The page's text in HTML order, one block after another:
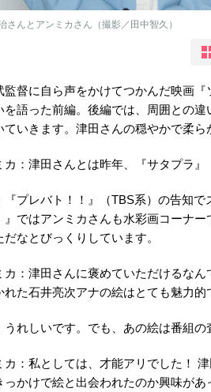
さんとアンミカさん（撮影／田中智久）
監督に自ら声をかけてつかんだ映画
を語った前編。後編では、周囲との
ていきます。津田さんの穏やかで柔ら
カ：津田さんとは昨年、『サタプラ
『プレバト！！』（TBS系）の告知
』ではアンミカさんも水彩画コーナ
だなとびっくりしています。
カ：津田さんに褒めていただけるな
れた石井亮次アナの絵はとても魅力的
うれしいです。でも、あの絵は番組の
カ：私としては、才能アリでした！
っかけで絵と出会われたのか興味があ